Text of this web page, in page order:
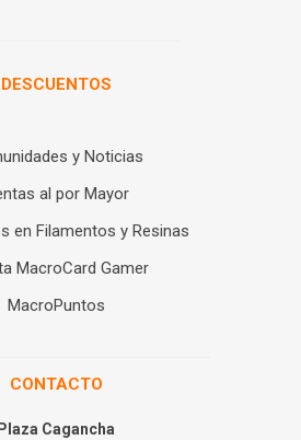
DESCUENTOS
y Noticias
al por Mayor
en Filamentos y Resinas
MacroCard Gamer
MacroPuntos
CONTACTO
Plaza Cagancha